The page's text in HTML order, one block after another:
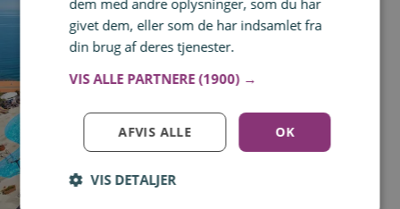
Log ind for at gemme hvad der inspirerer dig
givet dem, eller som de har indsamlet fra
din brug af deres tjenester.
VIS ALLE PARTNERE (1900) →
OK
AFVIS ALLE
VIS DETALJER